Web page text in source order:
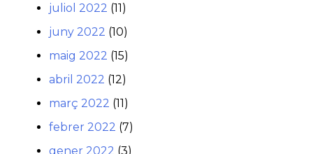
juliol 2022 (11)
juny 2022 (10)
maig 2022 (15)
abril 2022 (12)
març 2022 (11)
febrer 2022 (7)
gener 2022 (3)